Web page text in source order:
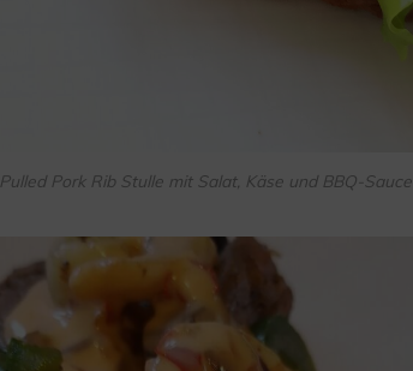
Pulled Pork Rib Stulle mit Salat, Käse und BBQ-Sauce